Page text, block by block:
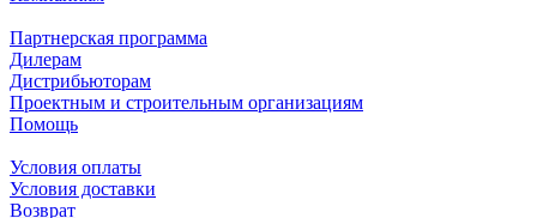
Партнерская программа
Дилерам
Дистрибьюторам
Проектным и строительным организациям
Помощь
Условия оплаты
Условия доставки
Возврат